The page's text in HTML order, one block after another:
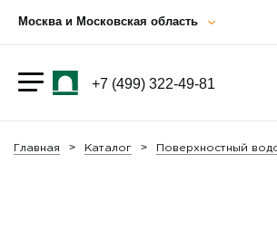
Москва и Московская область
+7 (499) 322-49-81
Главная Каталог Поверхностный